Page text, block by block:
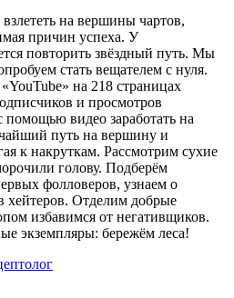
на вершины чартов,
причин успеха. У
повторить звёздный путь. Мы
стать вещателем с нуля.
на 218 страницах
и просмотров
видео заработать на
путь на вершину и
к накруткам. Рассмотрим сухие
голову. Подберём
фолловеров, узнаем о
хейтеров. Отделим добрые
избавимся от негативщиков.
экземпляры: бережём леса!